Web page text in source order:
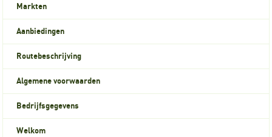
Markten
Aanbiedingen
Routebeschrijving
Algemene voorwaarden
Bedrijfsgegevens
Welkom